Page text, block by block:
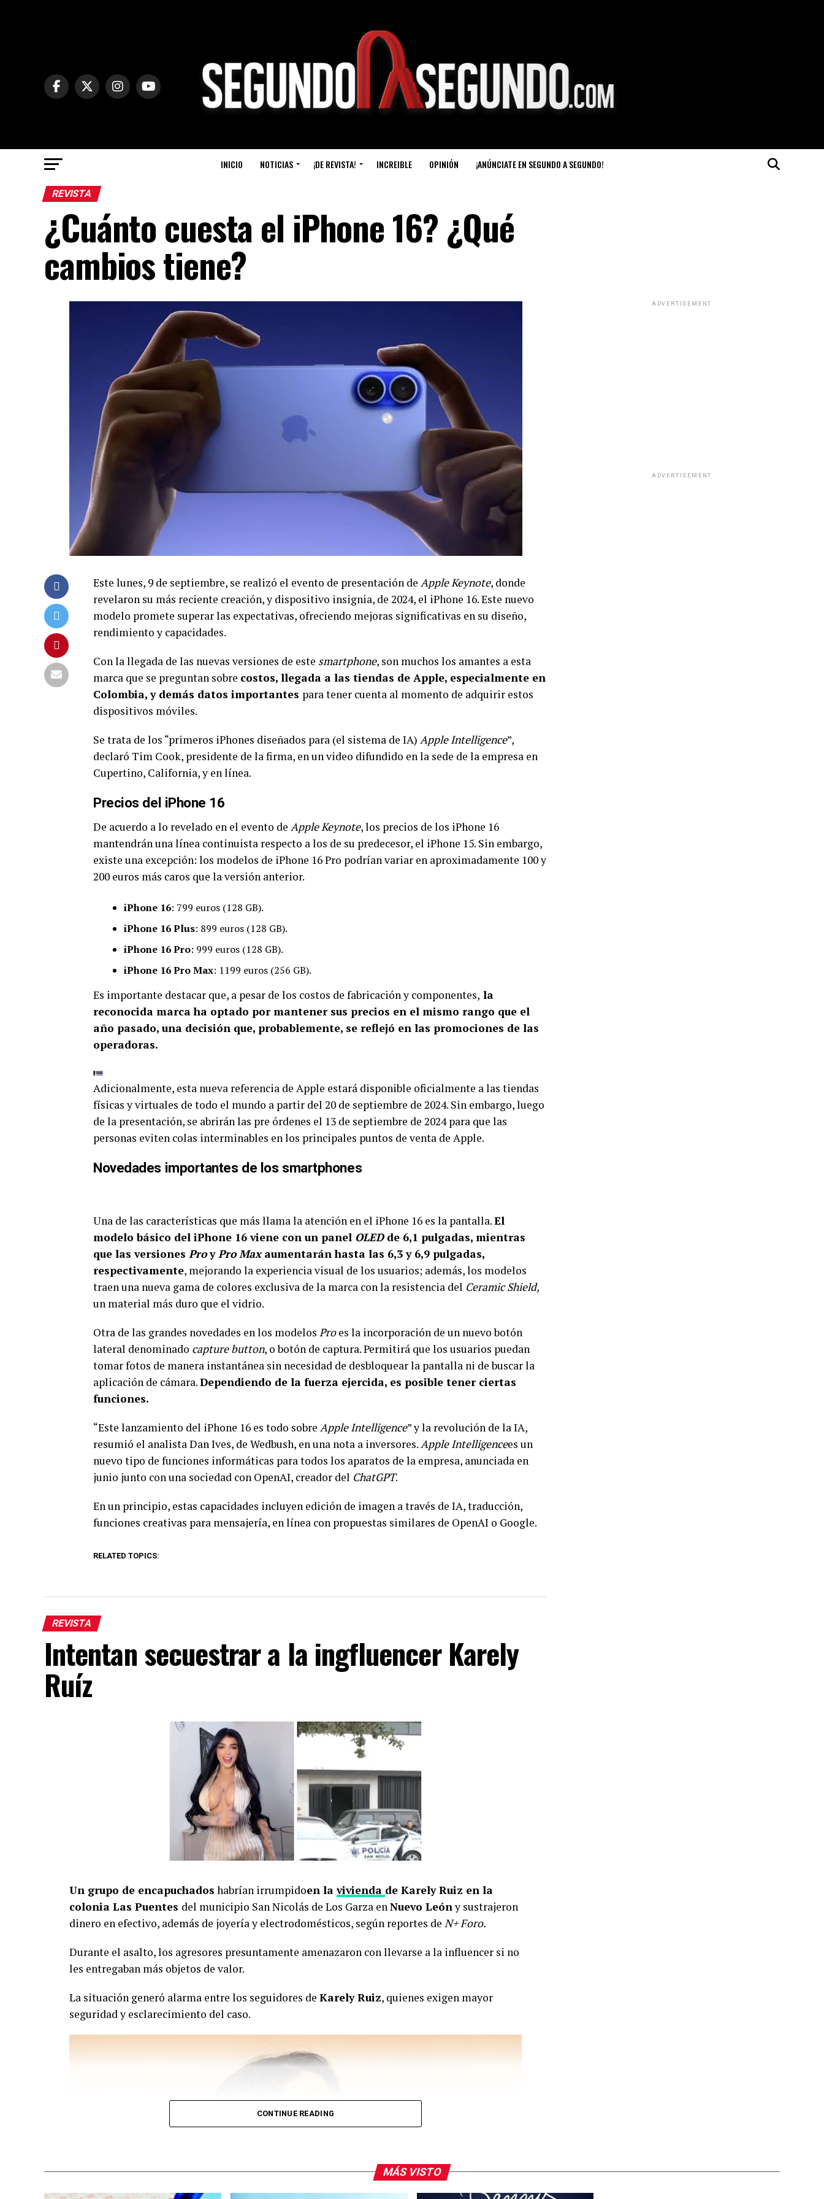
INICIO NOTICIAS ¡DE REVISTA! INCREIBLE OPINIÓN ¡ANÚNCIATE EN SEGUNDO A SEGUNDO!
REVISTA
¿Cuánto cuesta el iPhone 16? ¿Qué
cambios tiene?
Este lunes, 9 de septiembre, se realizó el evento de presentación de Apple Keynote, donde
revelaron su más reciente creación, y dispositivo insignia, de 2024, el iPhone 16. Este nuevo
modelo promete superar las expectativas, ofreciendo mejoras significativas en su diseño,
rendimiento y capacidades.
Con la llegada de las nuevas versiones de este smartphone, son muchos los amantes a esta
marca que se preguntan sobre costos, llegada a las tiendas de Apple, especialmente en
Colombia, y demás datos importantes para tener cuenta al momento de adquirir estos
dispositivos móviles.
Se trata de los “primeros iPhones diseñados para (el sistema de IA) Apple Intelligence”,
declaró Tim Cook, presidente de la firma, en un video difundido en la sede de la empresa en
Cupertino, California, y en línea.
Precios del iPhone 16
De acuerdo a lo revelado en el evento de Apple Keynote, los precios de los iPhone 16
mantendrán una línea continuista respecto a los de su predecesor, el iPhone 15. Sin embargo,
existe una excepción: los modelos de iPhone 16 Pro podrían variar en aproximadamente 100 y
200 euros más caros que la versión anterior.
iPhone 16: 799 euros (128 GB).
iPhone 16 Plus: 899 euros (128 GB).
iPhone 16 Pro: 999 euros (128 GB).
iPhone 16 Pro Max: 1199 euros (256 GB).
Es importante destacar que, a pesar de los costos de fabricación y componentes, la
reconocida marca ha optado por mantener sus precios en el mismo rango que el
año pasado, una decisión que, probablemente, se reflejó en las promociones de las
operadoras.
Adicionalmente, esta nueva referencia de Apple estará disponible oficialmente a las tiendas
físicas y virtuales de todo el mundo a partir del 20 de septiembre de 2024. Sin embargo, luego
de la presentación, se abrirán las pre órdenes el 13 de septiembre de 2024 para que las
personas eviten colas interminables en los principales puntos de venta de Apple.
Novedades importantes de los smartphones
Una de las características que más llama la atención en el iPhone 16 es la pantalla.El
modelo básico del iPhone 16 viene con un panel OLEDde 6,1 pulgadas, mientras
que las versiones ProyPro Maxaumentarán hasta las 6,3 y 6,9 pulgadas,
respectivamente, mejorando la experiencia visual de los usuarios; además, los modelos
traen una nueva gama de colores exclusiva de la marca con la resistencia del Ceramic Shield,
un material más duro que el vidrio.
Otra de las grandes novedades en los modelos Proes la incorporación de un nuevo botón
lateral denominado capture button, o botón de captura. Permitirá que los usuarios puedan
tomar fotos de manera instantánea sin necesidad de desbloquear la pantalla ni de buscar la
aplicación de cámara.Dependiendo de la fuerza ejercida, es posible tener ciertas
funciones.
“Este lanzamiento del iPhone 16 es todo sobre Apple Intelligence” y la revolución de la IA,
resumió el analista Dan Ives, de Wedbush, en una nota a inversores.Apple Intelligencees un
nuevo tipo de funciones informáticas para todos los aparatos de la empresa, anunciada en
junio junto con una sociedad con OpenAI, creador del ChatGPT.
En un principio, estas capacidades incluyen edición de imagen a través de IA, traducción,
funciones creativas para mensajería, en línea con propuestas similares de OpenAI o Google.
RELATED TOPICS:
REVISTA
Intentan secuestrar a la ingfluencer Karely
Ruíz
Un grupo de encapuchados habrían irrumpidoen lavivienda de Karely Ruiz en la
colonia Las Puentes del municipio San Nicolás de Los Garza enNuevo Leóny sustrajeron
dinero en efectivo, además de joyería y electrodomésticos, según reportes de N+ Foro.
Durante el asalto, los agresores presuntamente amenazaron con llevarse a la influencer si no
les entregaban más objetos de valor.
La situación generó alarma entre los seguidores de Karely Ruiz, quienes exigen mayor
seguridad y esclarecimiento del caso.
CONTINUE READING
ADVERTISEMENT
ADVERTISEMENT
MÁS VISTO